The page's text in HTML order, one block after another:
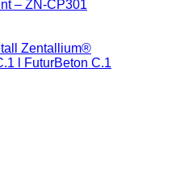
– ZN-CP301
Zentallium®
l FuturBeton C.1